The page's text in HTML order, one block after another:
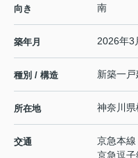
向き 南
築年月 2026年3
種別 / 構造 新築一
所在地 神奈川県
交通 京急本線
京急逗子